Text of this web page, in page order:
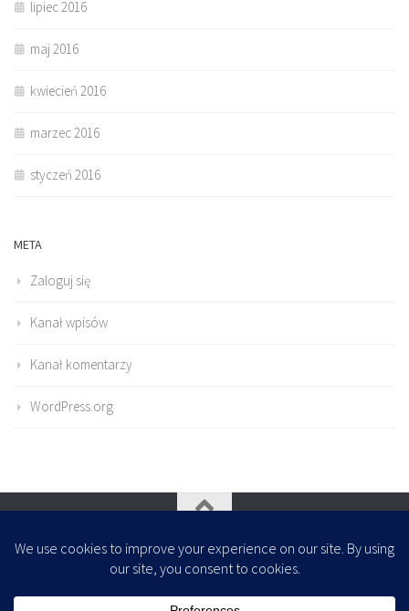
lipiec 2016
maj 2016
kwiecień 2016
marzec 2016
styczeń 2016
META
Zaloguj się
Kanał wpisów
Kanał komentarzy
WordPress.org